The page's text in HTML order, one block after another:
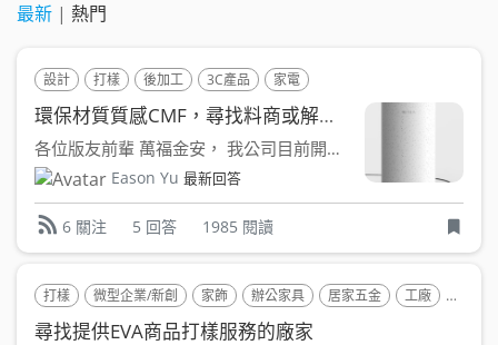
最新 | 熱門
設計 打樣 後加工 3C產品 家電
環保材質質感CMF，尋找料商或解決方案~
各位版友前輩 萬福金安， 我公司目前開發專案希望在產品殼...
Eason Yu 最新回答
6 關注 5 回答 1985 閱讀
打樣 微型企業/新創 家飾 辦公家具 居家五金 工廠 清潔用
尋找提供EVA商品打樣服務的廠家